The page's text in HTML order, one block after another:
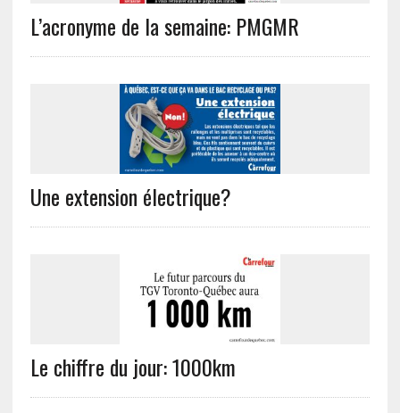
L’acronyme de la semaine: PMGMR
Une extension électrique?
Le chiffre du jour: 1000km